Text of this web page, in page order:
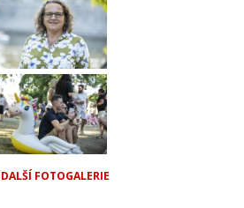
DALŠÍ FOTOGALERIE